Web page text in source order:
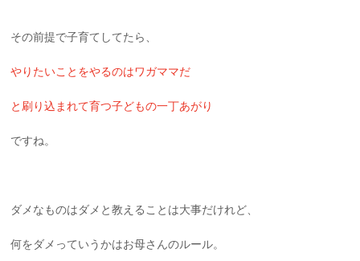
その前提で子育てしてたら、
やりたいことをやるのはワガママだ
と刷り込まれて育つ子どもの一丁あがり
ですね。
ダメなものはダメと教えることは大事だけれど、
何をダメっていうかはお母さんのルール。